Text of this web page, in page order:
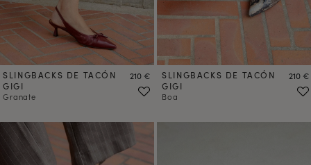
SLINGBACKS DE TACÓN
GIGI
Granate
Precio
210 €
SLINGBACKS DE TACÓN
GIGI
Boa
Precio
210 €